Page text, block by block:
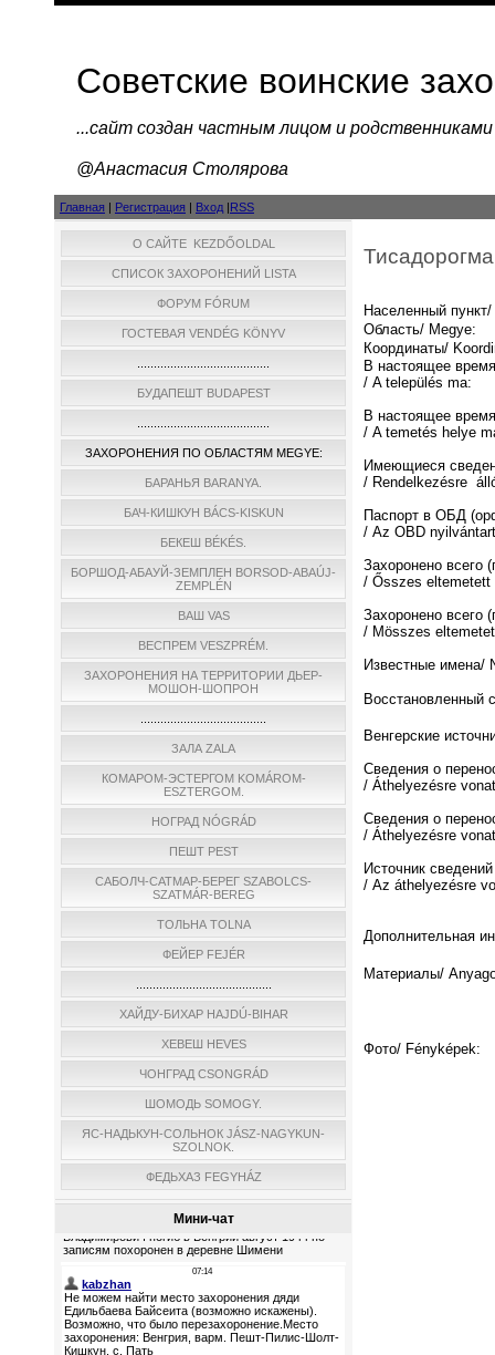
Советские воинские
...cайт создан частным лицом и
@Анастасия Столярова
Главная | Регистрация | Вход |RSS
О САЙТЕ KEZDŐOLDAL
СПИСОК ЗАХОРОНЕНИЙ LISTA
ФОРУМ FÓRUM
ГОСТЕВАЯ VENDÉG KÖNYV
БУДАПЕШТ BUDAPEST
ЗАХОРОНЕНИЯ ПО ОБЛАСТЯМ MEGYE:
БАРАНЬЯ BARANYA.
БАЧ-КИШКУН BÁCS-KISKUN
БЕКЕШ BÉKÉS.
БОРШОД-АБАУЙ-ЗЕМПЛЕН BORSOD-ABAÚJ-
ZEMPLÉN
ВАШ VAS
ВЕСПРЕМ VESZPRÉM.
ЗАХОРОНЕНИЯ НА ТЕРРИТОРИИ ДЬЕР-
МОШОН-ШОПРОН
ЗАЛА ZALA
КОМАРОМ-ЭСТЕРГОМ KOMÁROM-
ESZTERGOM.
НОГРАД NÓGRÁD
ПЕШТ PEST
САБОЛЧ-САТМАР-БЕРЕГ SZABOLCS-
SZATMÁR-BEREG
ТОЛЬНА TOLNA
ФЕЙЕР FEJÉR
ХАЙДУ-БИХАР HAJDÚ-BIHAR
ХЕВЕШ HEVES
ЧОНГРАД CSONGRÁD
ШОМОДЬ SOMOGY.
ЯС-НАДЬКУН-СОЛЬНОК JÁSZ-NAGYKUN-
SZOLNOK.
ФЕДЬХАЗ FEGYHÁZ
Мини-чат
Населенный
Область/ Megye:
Координаты/
В настоящее
/ A település ma:
В настоящее
/ A temetés helye
Имеющиеся
/ Rendelkezésre
Паспорт в ОБД
/ Az OBD
Захоронено всего
/ Ősszes eltemetett
Захоронено всего
/ Мösszes
Известные имена/
Восстановленный
Венгерские
Сведения о
/ Áthelyezésre
Сведения о
/ Áthelyezésre
Источник
/ Az áthelyezésre
Дополнительная
Материалы/
Фото/ Fényképek: